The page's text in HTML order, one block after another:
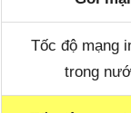
Tốc độ mạng
trong